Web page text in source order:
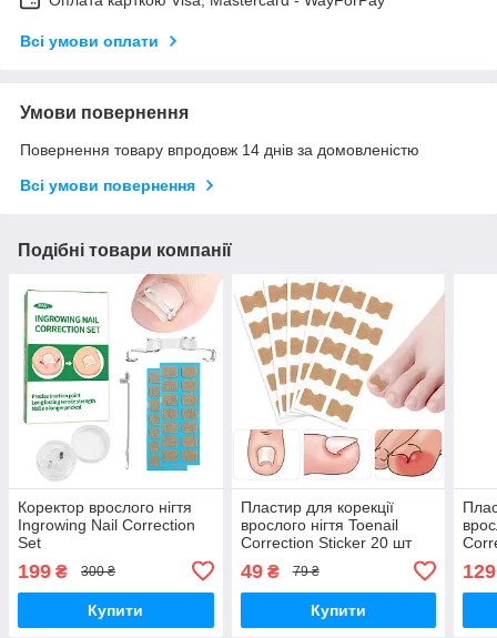
Всі умови оплати
Умови повернення
Повернення товару впродовж 14 днів за домовленістю
Всі умови повернення
Подібні товари компанії
Коректор врослого нігтя
Ingrowing Nail Correction
Set
199 ₴ 300 ₴
Купити
Пластир для корекції
врослого нігтя Toenail
Correction Sticker 20 шт
49₴ 79 ₴
Купити
129